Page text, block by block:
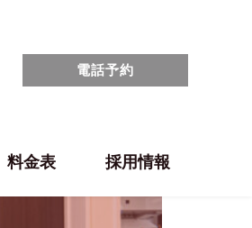
電話予約
料金表 採用情報